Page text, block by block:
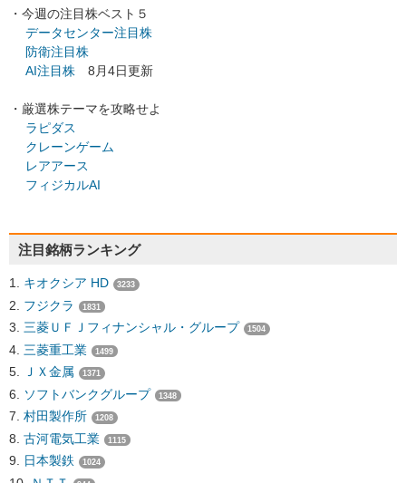
・今週の注目株ベスト５
データセンター注目株
防衛注目株
AI注目株 8月4日更新
・厳選株テーマを攻略せよ
ラピダス
クレーンゲーム
レアアース
フィジカルAI
注目銘柄ランキング
キオクシア HD 3233
フジクラ 1831
三菱ＵＦＪフィナンシャル・グループ 1504
三菱重工業 1499
ＪＸ金属 1371
ソフトバンクグループ 1348
村田製作所 1208
古河電気工業 1115
日本製鉄 1024